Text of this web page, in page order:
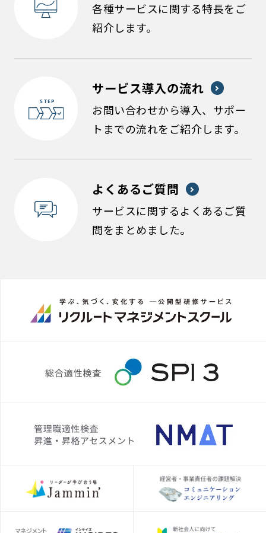
各種サービスに関する特長をご
紹介します。
サービス導入の流れ
お問い合わせから導入、サポー
トまでの流れをご紹介します。
よくあるご質問
サービスに関するよくあるご質
問をまとめました。